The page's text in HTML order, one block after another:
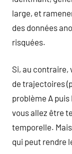
large, et
des données
risquées.
Si, au contraire,
de trajectoires
problème A puis
vous allez être
temporelle.
qui peut rendre